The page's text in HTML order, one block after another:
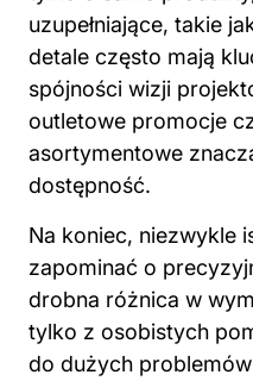
uzupełniające, takie
detale często mają
spójności wizji
outletowe promocje
asortymentowe
dostępność.
Na koniec, niezwykle
zapominać o
drobna różnica w
tylko z osobistych
do dużych